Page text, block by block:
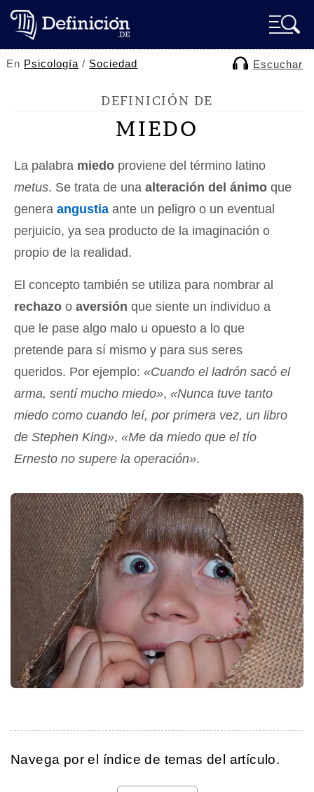
En Psicología / Sociedad Escuchar
DEFINICIÓN DE
MIEDO
La palabra miedo proviene del término latino
metus. Se trata de una alteración del ánimo que
genera angustia ante un peligro o un eventual
perjuicio, ya sea producto de la imaginación o
propio de la realidad.
El concepto también se utiliza para nombrar al
rechazo o aversión que siente un individuo a
que le pase algo malo u opuesto a lo que
pretende para sí mismo y para sus seres
queridos. Por ejemplo: «Cuando el ladrón sacó el
arma, sentí mucho miedo», «Nunca tuve tanto
miedo como cuando leí, por primera vez, un libro
de Stephen King», «Me da miedo que el tío
Ernesto no supere la operación».
Navega por el índice de temas del artículo.